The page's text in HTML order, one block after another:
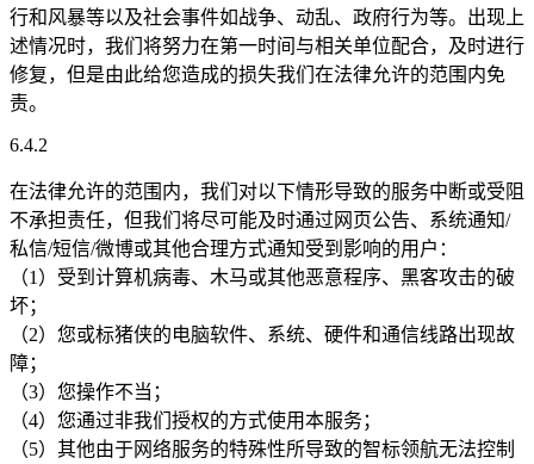
行和风暴等以及社会事件如战争、动乱、政府行为等。出现上
述情况时，我们将努力在第一时间与相关单位配合，及时进行
修复，但是由此给您造成的损失我们在法律允许的范围内免
责。
6.4.2
在法律允许的范围内，我们对以下情形导致的服务中断或受阻
不承担责任，但我们将尽可能及时通过网页公告、系统通知/
私信/短信/微博或其他合理方式通知受到影响的用户：
（1）受到计算机病毒、木马或其他恶意程序、黑客攻击的破
坏；
（2）您或标猪侠的电脑软件、系统、硬件和通信线路出现故
障；
（3）您操作不当；
（4）您通过非我们授权的方式使用本服务；
（5）其他由于网络服务的特殊性所导致的智标领航无法控制